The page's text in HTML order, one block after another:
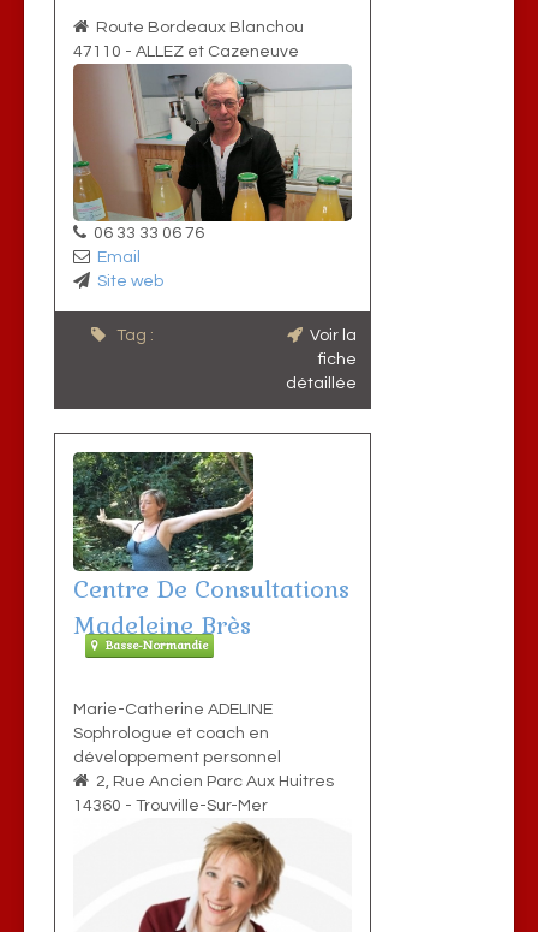
Route Bordeaux Blanchou
47110 - ALLEZ et Cazeneuve
06 33 33 06 76
Email
Site web
Tag :
Voir la
fiche
détaillée
Centre De Consultations
Madeleine Brès
Basse-Normandie
Marie-Catherine ADELINE
Sophrologue et coach en
développement personnel
2, Rue Ancien Parc Aux Huitres
14360 - Trouville-Sur-Mer